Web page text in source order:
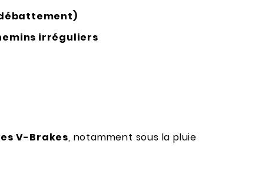
débattement)
irréguliers
V-Brakes, notamment sous la pluie